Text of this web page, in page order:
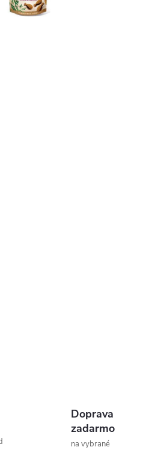
Doprava
zadarmo
na vybrané